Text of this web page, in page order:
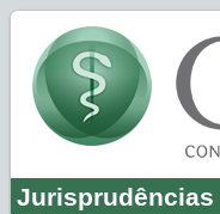
Jurisprudências